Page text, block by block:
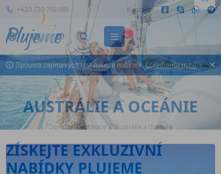
Spousta zajímavých last minute nabídek.Objednejte nyní!
+420 720 755 085 Kontakt:
AUSTRÁLIE A OCEÁNIE
Domů Destinace Austrálie a Oceánie
ZÍSKEJTE EXKLUZIVNÍ